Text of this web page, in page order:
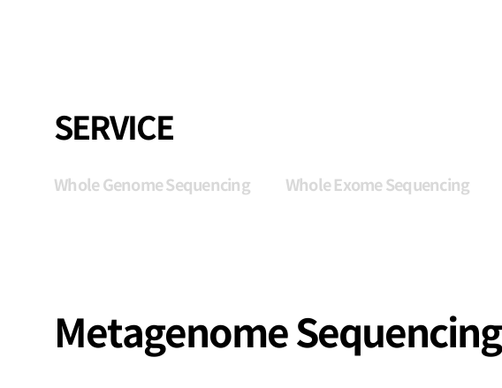
SERVICE
Whole Genome Sequencing Whole Exome Sequencing
Metagenome Sequencing